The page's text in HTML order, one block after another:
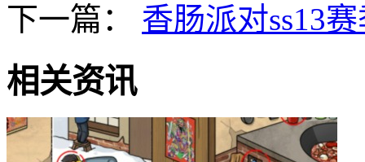
下一篇：
香肠派对ss13
相关资讯